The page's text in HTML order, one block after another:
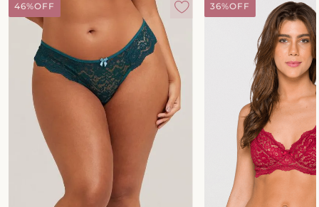
46%OFF 36%OFF